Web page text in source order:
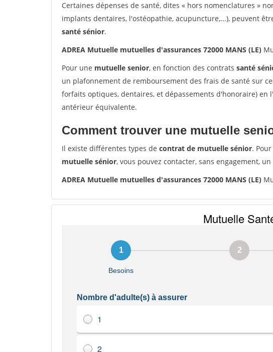
Certaines dépenses de santé, dites « hors nomenclatures »
implants dentaires, l'ostéopathie, acupuncture,...), peuvent
santé sénior.
ADREA Mutuelle mutuelles d'assurances 72000 MANS (LE)
Pour une mutuelle senior, en fonction des contrats santé
un plafonnement de remboursement des frais de santé sur
forfaits optiques, dentaires, et dépassements d'honoraire) en
antérieur équivalente.
Comment trouver une mutuelle
Il existe différentes types de contrat de mutuelle sénior.
mutuelle sénior, vous pouvez contacter, sans engagement,
ADREA Mutuelle mutuelles d'assurances 72000 MANS (LE)